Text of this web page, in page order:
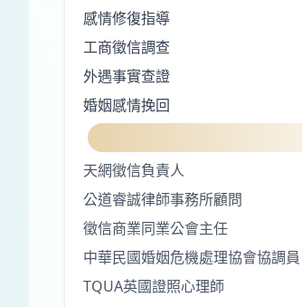
感情修復指導
工商徵信調查
外遇事實查證
婚姻感情挽回
天網徵信負責人
公道睿誠律師事務所顧問
徵信商業同業公會主任
中華民國婚姻危機處理協會協調員
TQUA英國證照心理師